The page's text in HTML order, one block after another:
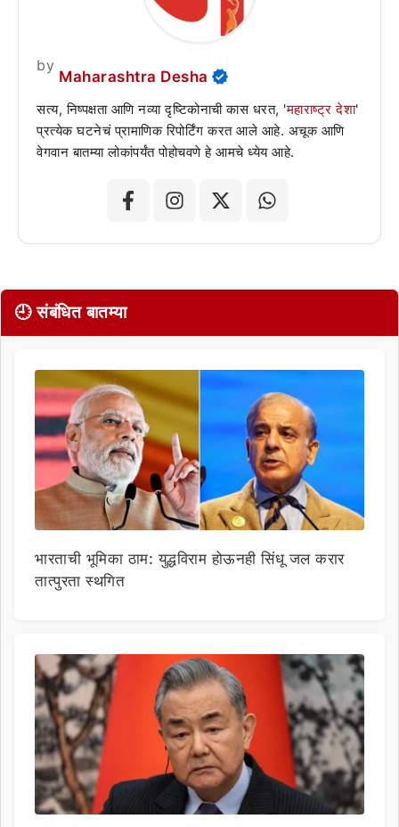
by
Maharashtra Desha
सत्य, निष्पक्षता आणि नव्या दृष्टिकोनाची कास धरत, 'महाराष्ट्र देशा'
प्रत्येक घटनेचं प्रामाणिक रिपोर्टिंग करत आले आहे. अचूक आणि
वेगवान बातम्या लोकांपर्यंत पोहोचवणे हे आमचे ध्येय आहे.
🕘 संबंधित बातम्या
भारताची भूमिका ठाम: युद्धविराम होऊनही सिंधू जल करार
तात्पुरता स्थगित